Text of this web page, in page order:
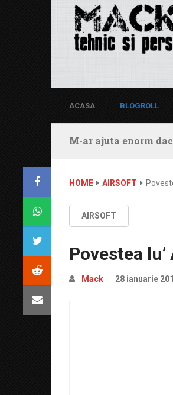
ACASA BLOGROLL
M-ar ajuta enorm
HOME AIRSOFT
AIRSOFT
Povestea
Mack 28 ianuarie